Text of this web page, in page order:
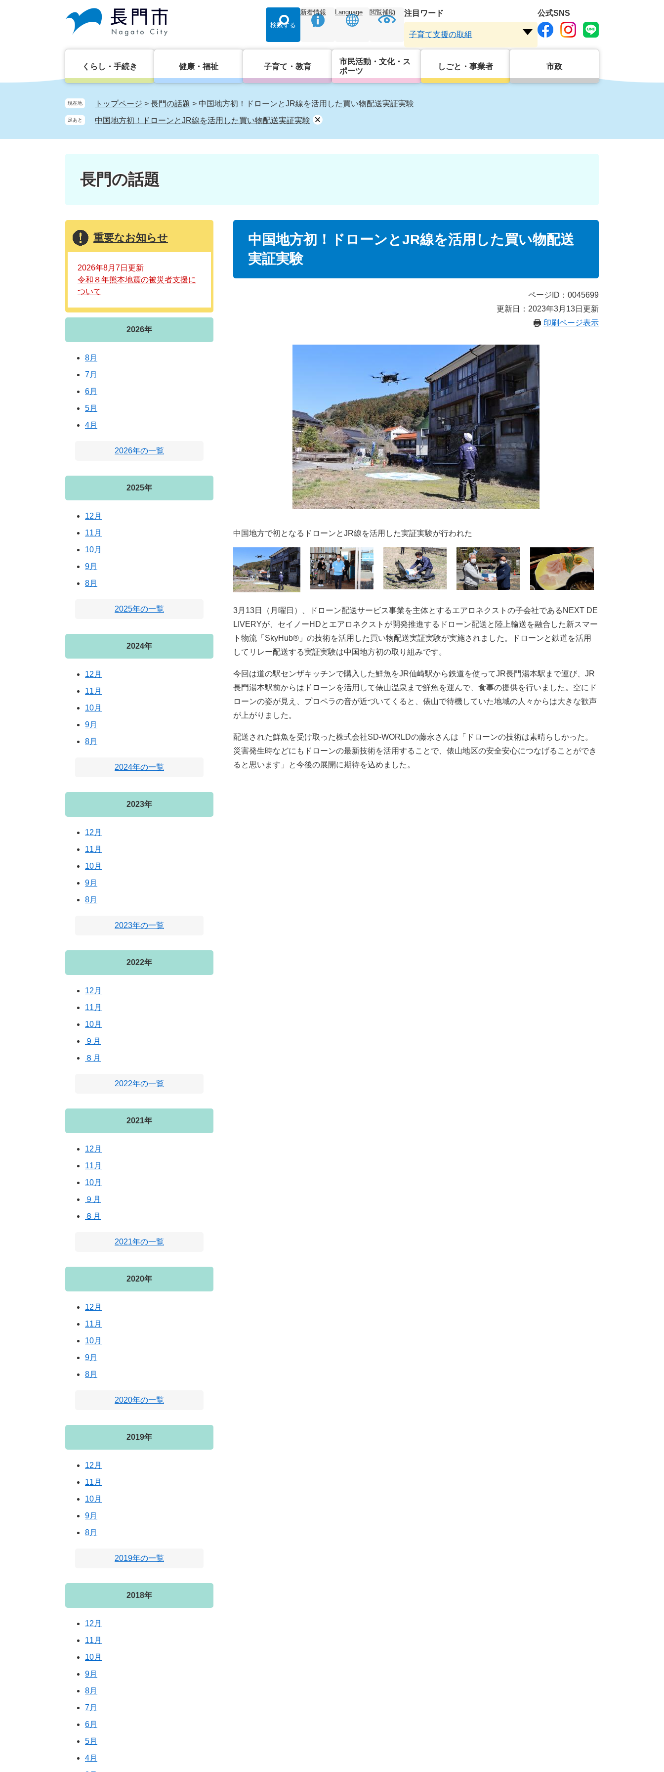
検索する
新着情報 Language 閲覧補助 注目ワード
ー
子育て支援の取組
公式SNS
くらし・手続き 健康・福祉 子育て・教育
市民活動・文化・ス
ポーツ
しごと・事業者 市政
現在地 トップページ > 長門の話題 > 中国地方初！ドローンとJR線を活用した買い物配送実証実験
足あと 中国地方初！ドローンとJR線を活用した買い物配送実証実験
長門の話題
中国地方初！ドローンとJR線を活用した買い物配送
実証実験
ページID：0045699
更新日：2023年3月13日更新
印刷ページ表示
中国地方で初となるドローンとJR線を活用した実証実験が行われた
​3月13日（月曜日）、ドローン配送サービス事業を主体とするエアロネクストの子会社であるNEXT DE
LIVERYが、セイノーHDとエアロネクストが開発推進するドローン配送と陸上輸送を融合した新スマー
ト物流「SkyHub®」の技術を活用した買い物配送実証実験が実施されました。ドローンと鉄道を活用
してリレー配送する実証実験は中国地方初の取り組みです。
今回は道の駅センザキッチンで購入した鮮魚をJR仙崎駅から鉄道を使ってJR長門湯本駅まで運び、JR
長門湯本駅前からはドローンを活用して俵山温泉まで鮮魚を運んで、食事の提供を行いました。空にド
ローンの姿が見え、プロペラの音が近づいてくると、俵山で待機していた地域の人々からは大きな歓声
が上がりました。
配送された鮮魚を受け取った株式会社SD-WORLDの藤永さんは「ドローンの技術は素晴らしかった。
災害発生時などにもドローンの最新技術を活用することで、俵山地区の安全安心につなげることができ
ると思います」と今後の展開に期待を込めました。
重要なお知らせ
2026年8月7日更新
令和８年熊本地震の被災者支援に
ついて
2026年
8月
7月
6月
5月
4月
2026年の一覧
2025年
12月
11月
10月
9月
8月
2025年の一覧
2024年
12月
11月
10月
9月
8月
2024年の一覧
2023年
12月
11月
10月
9月
8月
2023年の一覧
2022年
12月
11月
10月
９月
８月
2022年の一覧
2021年
12月
11月
10月
９月
８月
2021年の一覧
2020年
12月
11月
10月
9月
8月
2020年の一覧
2019年
12月
11月
10月
9月
8月
2019年の一覧
2018年
12月
11月
10月
9月
8月
7月
6月
5月
4月